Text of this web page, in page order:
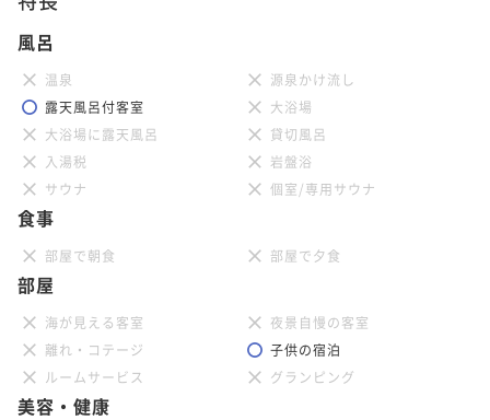
風呂
温泉
源泉かけ流し
露天風呂付客室
大浴場
大浴場に露天風呂
貸切風呂
入湯税
岩盤浴
サウナ
個室/専用サウナ
食事
部屋で朝食 部屋で夕食
部屋
海が見える客室
夜景自慢の客室
離れ・コテージ
子供の宿泊
ルームサービス
グランピング
美容・健康